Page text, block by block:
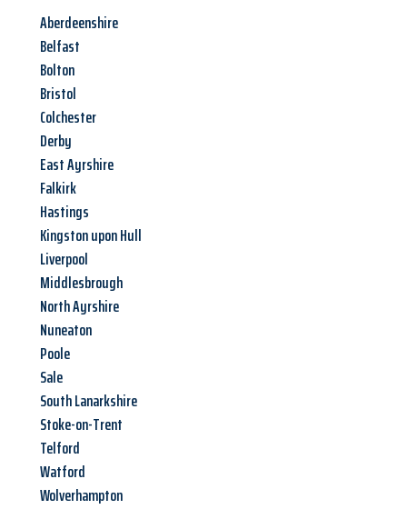
Aberdeenshire
Belfast
Bolton
Bristol
Colchester
Derby
East Ayrshire
Falkirk
Hastings
Kingston upon Hull
Liverpool
Middlesbrough
North Ayrshire
Nuneaton
Poole
Sale
South Lanarkshire
Stoke-on-Trent
Telford
Watford
Wolverhampton